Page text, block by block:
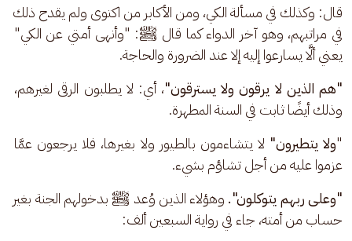
قال: وكذلك في مسألة الكي، ومن الأكابر من اكتوى ولم يقدح ذلك
في مراتبهم، وهو آخر الدواء كما قال ﷺ: "وأنهى أمتي عن الكي"
يعني ألَّا يسارعوا إليه إلا عند الضرورة والحاجة.
"هم الذين لا يرقون ولا يسترقون"، أي: لا يطلبون الرقى لغيرهم،
وذلك أيضًا ثابت في السنة المطهرة.
"ولا يتطيرون" لا يتشاءمون بالطيور ولا بغيرها، فلا يرجعون عمَّا
عزموا عليه من أجل تشاؤم بشيء.
"وعلى ربهم يتوكلون". وهؤلاء الذين وُعد ﷺ بدخولهم الجنة بغير
حساب من أمته، جاء في رواية السبعين ألف: